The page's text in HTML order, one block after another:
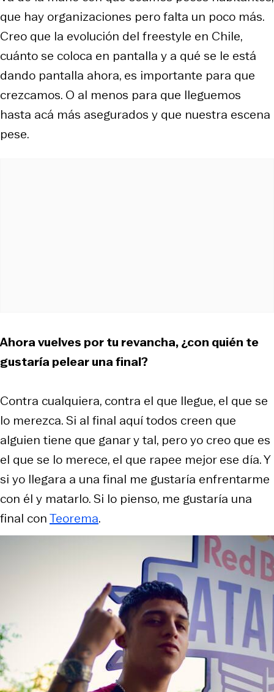
que hay organizaciones pero falta un poco más.
Creo que la evolución del freestyle en Chile,
cuánto se coloca en pantalla y a qué se le está
dando pantalla ahora, es importante para que
crezcamos. O al menos para que lleguemos
hasta acá más asegurados y que nuestra escena
pese.
Ahora vuelves por tu revancha, ¿con quién te
gustaría pelear una final?
Contra cualquiera, contra el que llegue, el que se
lo merezca. Si al final aquí todos creen que
alguien tiene que ganar y tal, pero yo creo que es
el que se lo merece, el que rapee mejor ese día. Y
si yo llegara a una final me gustaría enfrentarme
con él y matarlo. Si lo pienso, me gustaría una
final conTeorema.